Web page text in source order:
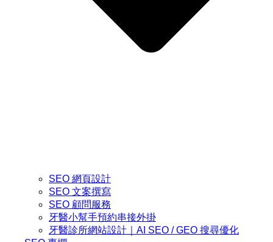
SEO 網頁設計
SEO 文案撰寫
SEO 顧問服務
牙醫小幫手預約串接外掛
牙醫診所網站設計｜AI SEO / GEO 搜尋優化